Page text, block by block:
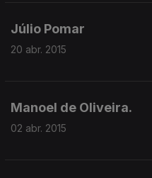
Júlio Pomar
20 abr. 2015
Manoel de Oliveira.
02 abr. 2015